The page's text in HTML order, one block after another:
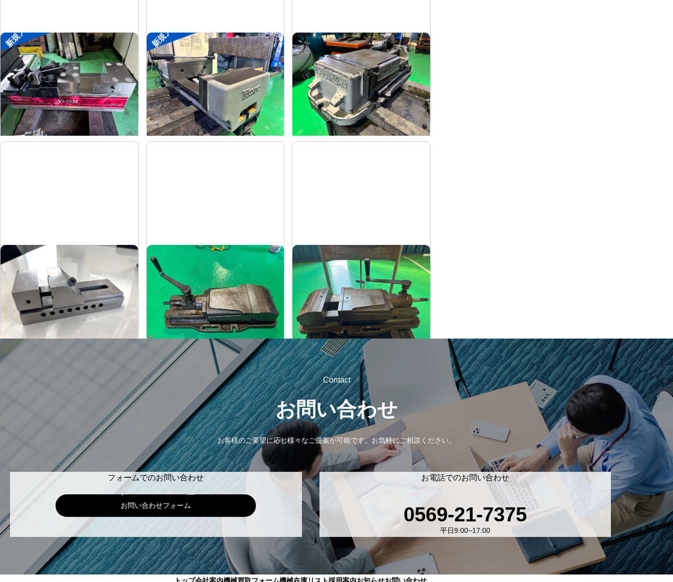
新規入荷
メカ増力マシンバイス
メーカー ツダコマ
形 式Vi-1635
年 式2018
新規入荷
大型マシンバイス
メーカー ツダコマ
形 式VB-300
年 式-
マシンバイス
メーカー ツダコマ
VG-250
年 式-
精密バイス
メーカー
形 式
式-
油圧バイス
メーカー 武田
形 式TK-200HVS-U
式-
油圧バイス
メーカー 武田
形 式TK-200HVS-U
式-
Contact
お問い合わせ
お客様のご要望に応じ様々なご提案が可能です。 お気軽にご相談ください。
フォームでのお問い合わせ
お問い合わせフォーム
お電話でのお問い合わせ
0569-21-7375
平日9:00~17:00